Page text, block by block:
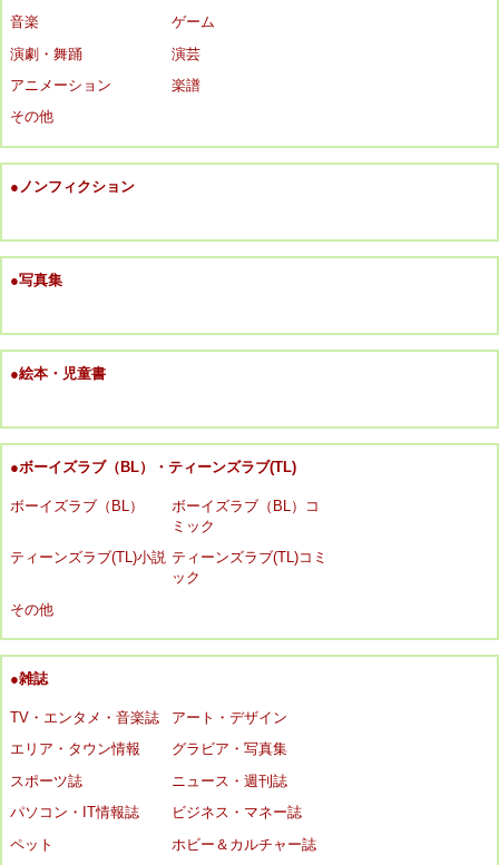
音楽
ゲーム
演劇・舞踊
演芸
アニメーション
楽譜
その他
●ノンフィクション
●写真集
●絵本・児童書
●ボーイズラブ（BL）・ティーンズラブ(TL)
ボーイズラブ（BL）
ボーイズラブ（BL）コ
ミック
ティーンズラブ(TL)小説 ティーンズラブ(TL)コミ
ック
その他
●雑誌
TV・エンタメ・音楽誌
アート・デザイン
エリア・タウン情報
グラビア・写真集
スポーツ誌
ニュース・週刊誌
パソコン・IT情報誌
ビジネス・マネー誌
ペット
ホビー＆カルチャー誌